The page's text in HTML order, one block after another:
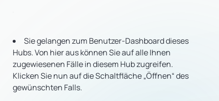
Sie gelangen zum Benutzer-Dashboard dieses
Hubs. Von hier aus können Sie auf alle Ihnen
zugewiesenen Fälle in diesem Hub zugreifen.
Klicken Sie nun auf die Schaltfläche „Öffnen“ des
gewünschten Falls.